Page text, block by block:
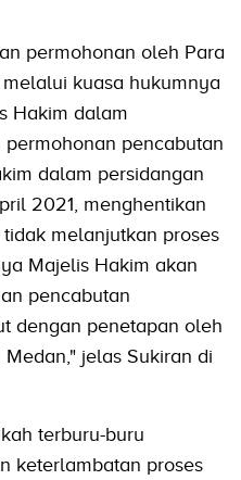
permohonan oleh Para
kuasa hukumnya
Hakim dalam
pencabutan
dalam persidangan
2021, menghentikan
melanjutkan proses
Majelis Hakim akan
pencabutan
dengan penetapan oleh
jelas Sukiran di
terburu-buru
keterlambatan proses